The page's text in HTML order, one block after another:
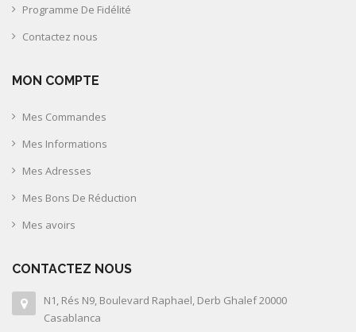
Programme De Fidélité
Contactez nous
MON COMPTE
Mes Commandes
Mes Informations
Mes Adresses
Mes Bons De Réduction
Mes avoirs
CONTACTEZ NOUS
N1, Rés N9, Boulevard Raphael, Derb Ghalef 20000
Casablanca